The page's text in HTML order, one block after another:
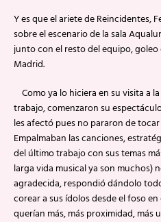
Y es que el ariete de Reincidentes,
sobre el escenario de la sala
junto con el resto del equipo,
Madrid.
Como ya lo hiciera en su visita a
trabajo, comenzaron su
les afectó pues no pararon de
Empalmaban las canciones,
del último trabajo con sus temas
larga vida musical ya son muchos)
agradecida, respondió dándolo
corear a sus ídolos desde el foso
querían más, más proximidad, más